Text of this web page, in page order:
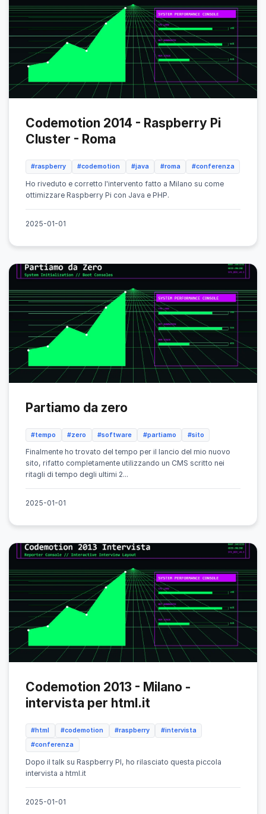
Codemotion 2014 - Raspberry Pi
Cluster - Roma
#raspberry #codemotion #java #roma #conferenza
Ho riveduto e corretto l'intervento fatto a Milano su come
ottimizzare Raspberry Pi con Java e PHP.
2025-01-01
Partiamo da zero
#tempo #zero #software #partiamo #sito
Finalmente ho trovato del tempo per il lancio del mio nuovo
sito, rifatto completamente utilizzando un CMS scritto nei
ritagli di tempo degli ultimi 2...
2025-01-01
Codemotion 2013 - Milano -
intervista per html.it
#html #codemotion #raspberry
#intervista
#conferenza
Dopo il talk su Raspberry PI, ho rilasciato questa piccola
intervista a html.it
2025-01-01